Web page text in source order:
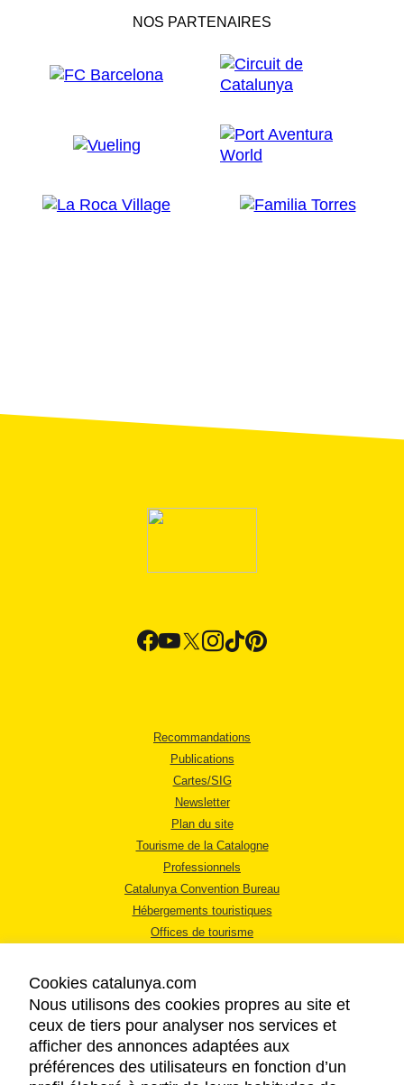
NOS PARTENAIRES
Recommandations
Publications
Cartes/SIG
Newsletter
Plan du site
Tourisme de la Catalogne
Professionnels
Catalunya Convention Bureau
Hébergements touristiques
Offices de tourisme
MENTIONS LÉGALES
RÈGLES DE CONFIDENTIALITÉ
Cookies catalunya.com
Nous utilisons des cookies propres au site et
ceux de tiers pour analyser nos services et
afficher des annonces adaptées aux
préférences des utilisateurs en fonction d’un